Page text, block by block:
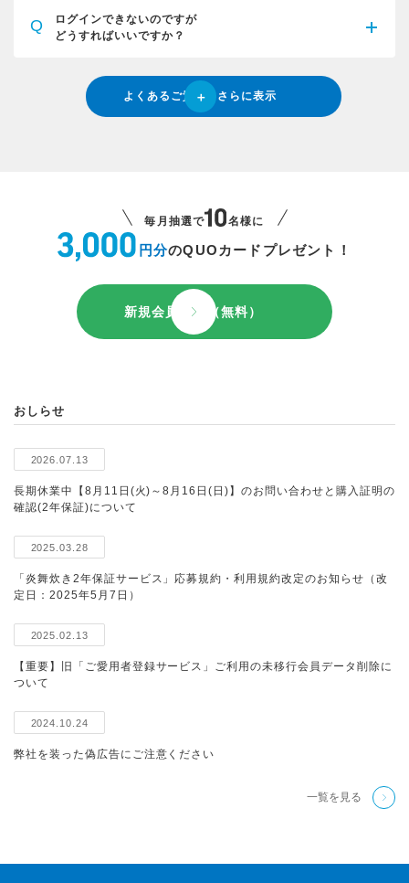
Q
ログインできないのですが
どうすればいいですか？
よくあるご質問をさらに表示
毎月抽選で 名様に
円分のQUOカードプレゼント！
新規会員登録（無料）
おしらせ
2026.07.13
長期休業中【8月11日(火)～8月16日(日)】のお問い合わせと購入証明の
確認(2年保証)について
2025.03.28
「炎舞炊き2年保証サービス」応募規約・利用規約改定のお知らせ（改
定日：2025年5月7日）
2025.02.13
【重要】旧「ご愛用者登録サービス」ご利用の未移行会員データ削除に
ついて
2024.10.24
弊社を装った偽広告にご注意ください
一覧を見る